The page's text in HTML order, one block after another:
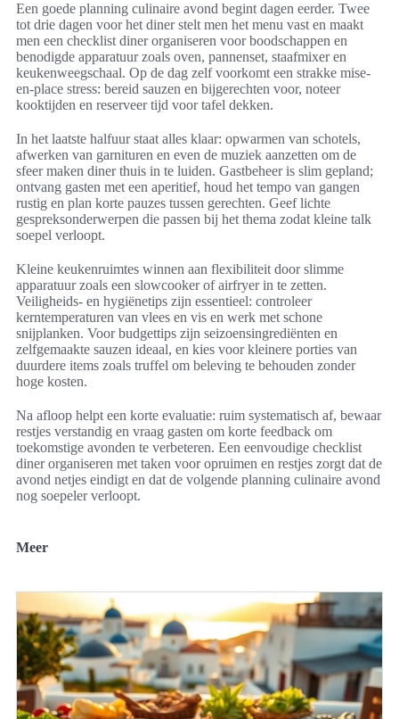
Een goede planning culinaire avond begint dagen eerder. Twee
tot drie dagen voor het diner stelt men het menu vast en maakt
men een checklist diner organiseren voor boodschappen en
benodigde apparatuur zoals oven, pannenset, staafmixer en
keukenweegschaal. Op de dag zelf voorkomt een strakke mise-
en-place stress: bereid sauzen en bijgerechten voor, noteer
kooktijden en reserveer tijd voor tafel dekken.
In het laatste halfuur staat alles klaar: opwarmen van schotels,
afwerken van garnituren en even de muziek aanzetten om de
sfeer maken diner thuis in te luiden. Gastbeheer is slim gepland;
ontvang gasten met een aperitief, houd het tempo van gangen
rustig en plan korte pauzes tussen gerechten. Geef lichte
gespreksonderwerpen die passen bij het thema zodat kleine talk
soepel verloopt.
Kleine keukenruimtes winnen aan flexibiliteit door slimme
apparatuur zoals een slowcooker of airfryer in te zetten.
Veiligheids- en hygiënetips zijn essentieel: controleer
kerntemperaturen van vlees en vis en werk met schone
snijplanken. Voor budgettips zijn seizoensingrediënten en
zelfgemaakte sauzen ideaal, en kies voor kleinere porties van
duurdere items zoals truffel om beleving te behouden zonder
hoge kosten.
Na afloop helpt een korte evaluatie: ruim systematisch af, bewaar
restjes verstandig en vraag gasten om korte feedback om
toekomstige avonden te verbeteren. Een eenvoudige checklist
diner organiseren met taken voor opruimen en restjes zorgt dat de
avond netjes eindigt en dat de volgende planning culinaire avond
nog soepeler verloopt.
Meer